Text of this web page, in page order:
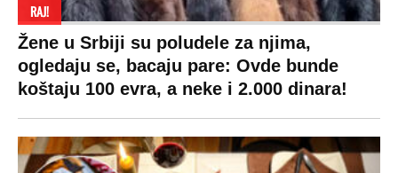
RAJ!
Žene u Srbiji su poludele za njima,
ogledaju se, bacaju pare: Ovde bunde
koštaju 100 evra, a neke i 2.000 dinara!